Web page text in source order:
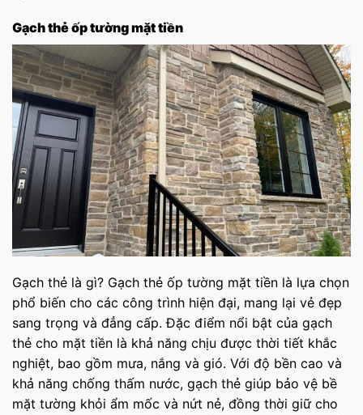
Gạch thẻ ốp tường mặt tiền
Gạch thẻ là gì? Gạch thẻ ốp tường mặt tiền là lựa chọn
phổ biến cho các công trình hiện đại, mang lại vẻ đẹp
sang trọng và đẳng cấp. Đặc điểm nổi bật của gạch
thẻ cho mặt tiền là khả năng chịu được thời tiết khắc
nghiệt, bao gồm mưa, nắng và gió. Với độ bền cao và
khả năng chống thấm nước, gạch thẻ giúp bảo vệ bề
mặt tường khỏi ẩm mốc và nứt nẻ, đồng thời giữ cho